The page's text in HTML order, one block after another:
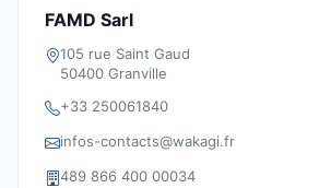
FAMD Sarl
105 rue Saint Gaud
50400 Granville
+33 250061840
infos-contacts@wakagi.fr
489 866 400 00034